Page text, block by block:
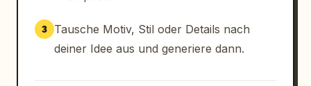
3
Tausche Motiv, Stil oder Details nach
deiner Idee aus und generiere dann.